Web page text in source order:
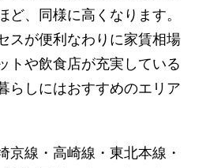
ど、同様に高くなります。
スが便利なわりに家賃相場
トや飲食店が充実している
らしにはおすすめのエリア
京線・高崎線・東北本線・